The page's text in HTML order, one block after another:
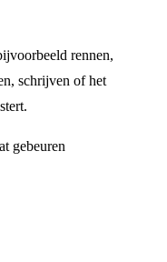
rennen,
schrijven of het
gebeuren